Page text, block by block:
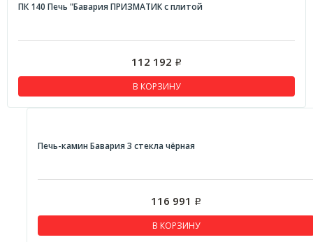
ПК 140 Печь "Бавария ПРИЗМАТИК с плитой
112 192 Р
В КОРЗИНУ
Печь-камин Бавария 3 стекла чёрная
116 991 Р
В КОРЗИНУ